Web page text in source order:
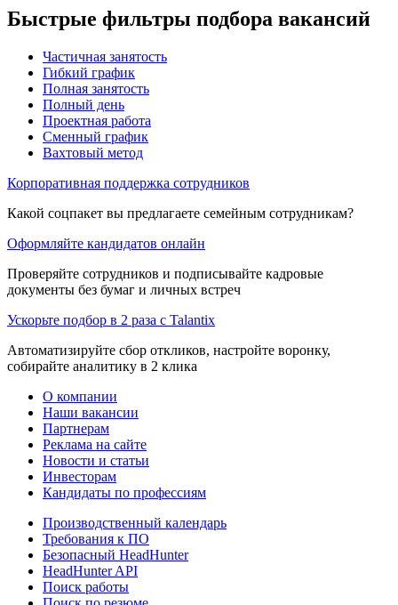
Быстрые фильтры подбора вакансий
Частичная занятость
Гибкий график
Полная занятость
Полный день
Проектная работа
Сменный график
Вахтовый метод
Корпоративная поддержка сотрудников
Какой соцпакет вы предлагаете семейным сотрудникам?
Оформляйте кандидатов онлайн
Проверяйте сотрудников и подписывайте кадровые
документы без бумаг и личных встреч
Ускорьте подбор в 2 раза с Talantix
Автоматизируйте сбор откликов, настройте воронку,
собирайте аналитику в 2 клика
О компании
Наши вакансии
Партнерам
Реклама на сайте
Новости и статьи
Инвесторам
Кандидаты по профессиям
Производственный календарь
Требования к ПО
Безопасный HeadHunter
HeadHunter API
Поиск работы